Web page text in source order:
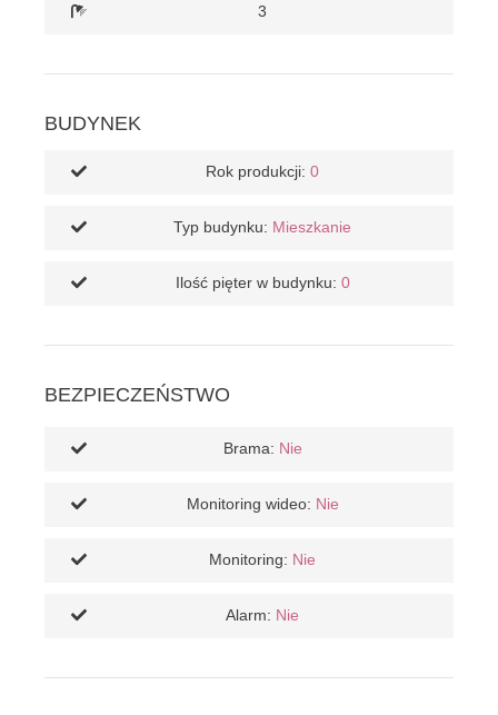
3
BUDYNEK
Rok produkcji: 0
Typ budynku: Mieszkanie
Ilość pięter w budynku: 0
BEZPIECZEŃSTWO
Brama: Nie
Monitoring wideo: Nie
Monitoring: Nie
Alarm: Nie